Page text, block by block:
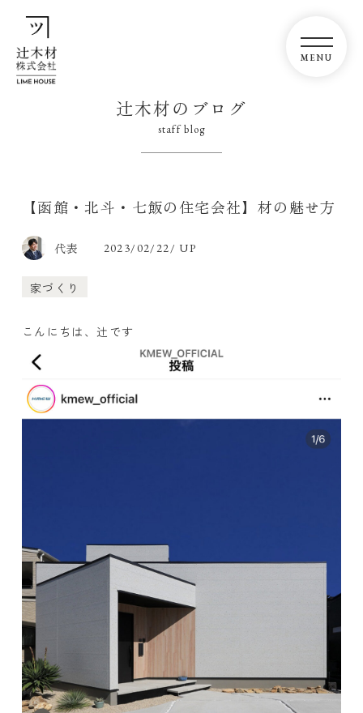
辻木材のブログ
staff blog
【函館・北斗・七飯の住宅会社】材の魅せ方
代表 2023/02/22/ UP
家づくり
こんにちは、辻です